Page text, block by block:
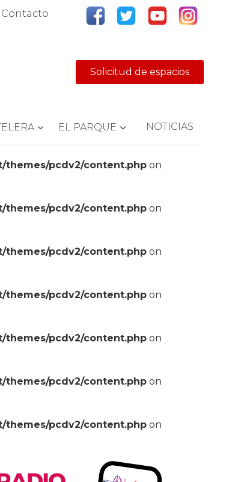
Contacto
Solicitud de espacios
EL PARQUE NOTICIAS
pcdv2/content.php on
pcdv2/content.php on
pcdv2/content.php on
pcdv2/content.php on
pcdv2/content.php on
pcdv2/content.php on
pcdv2/content.php on